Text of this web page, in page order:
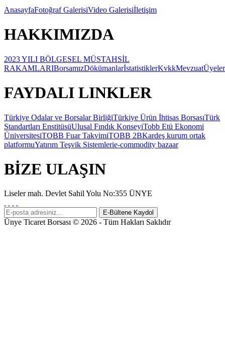
AnasayfaFotoğraf GalerisiVideo Galerisiİletişim
HAKKIMIZDA
2023 YILI BÖLGESEL MÜSTAHSİL
RAKAMLARIBorsamızDökümanlarİstatistiklerKvkkMevzuatÜyeler
FAYDALI LINKLER
Türkiye Odalar ve Borsalar BirliğiTürkiye Ürün İhtisas BorsasıTürk
Standartları EnstitüsüUlusal Fındık KonseyiTobb Etü Ekonomi
ÜniversitesiTOBB Fuar TakvimiTOBB 2BKardeş kurum ortak
platformuYatırım Teşvik Sistemlerie-commodity bazaar
BİZE ULAŞIN
Liseler mah. Devlet Sahil Yolu No:355 ÜNYE
Ünye Ticaret Borsası © 2026 - Tüm Hakları Saklıdır